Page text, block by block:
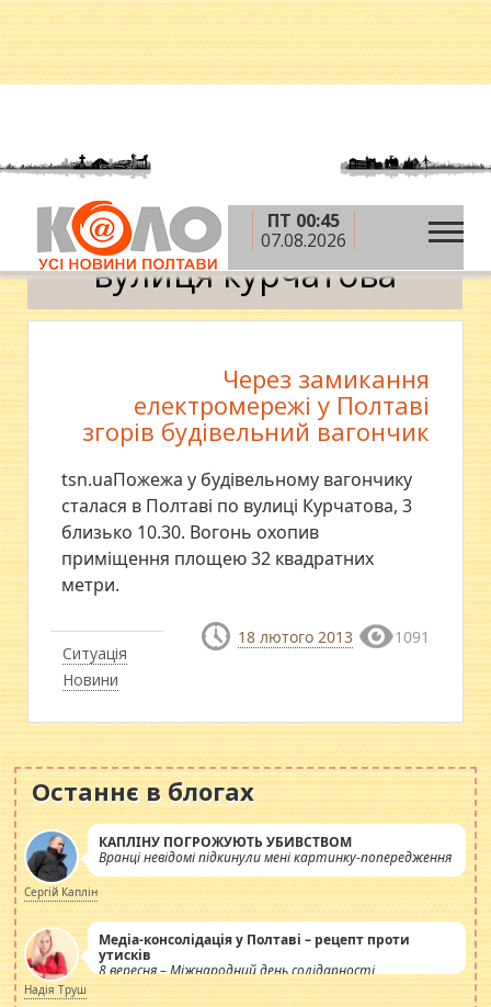
ПТ 00:45
07.08.2026
Головна » вулиця курчатова
вулиця курчатова
Ситуація
Новини
Через замикання
електромережі у Полтаві
згорів будівельний вагончик
tsn.uaПожежа у будівельному вагончику
сталася в Полтаві по вулиці Курчатова, 3
близько 10.30. Вогонь охопив
приміщення площею 32 квадратних
метри.
18 лютого 2013 1091
Останнє в блогах
КАПЛІНУ ПОГРОЖУЮТЬ УБИВСТВОМ
Вранці невідомі підкинули мені картинку-попередження
Сергій Каплін
Медіа-консолідація у Полтаві – рецепт проти
утисків
8 вересня – Міжнародний день солідарності
журналістів.
Надія Труш